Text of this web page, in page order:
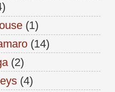
(1)
(14)
(2)
(4)